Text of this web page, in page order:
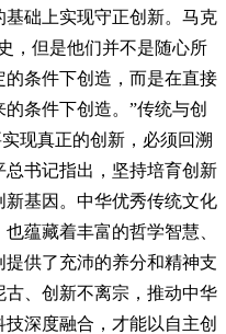
础上实现守正创新。马克
，但是他们并不是随心所
条件下创造，而是在直接
条件下创造。”传统与创
现真正的创新，必须回溯
书记指出，坚持培育创新
基因。中华优秀传统文化
蕴藏着丰富的哲学智慧、
供了充沛的养分和精神支
、创新不离宗，推动中华
深度融合，才能以自主创